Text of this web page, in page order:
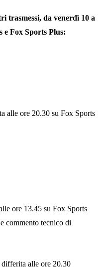
trasmessi, da venerdì 10 a
e Fox Sports Plus:
alle ore 20.30 su Fox Sports
ore 13.45 su Fox Sports
commento tecnico di
alle ore 20.30